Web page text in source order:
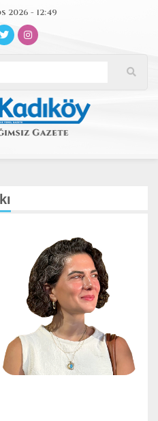
2026 - 12:49